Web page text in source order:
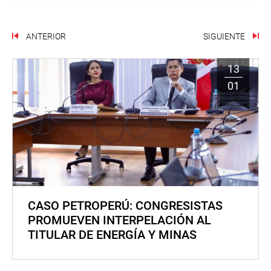
ANTERIOR SIGUIENTE
13
01
CASO PETROPERÚ: CONGRESISTAS
PROMUEVEN INTERPELACIÓN AL
TITULAR DE ENERGÍA Y MINAS